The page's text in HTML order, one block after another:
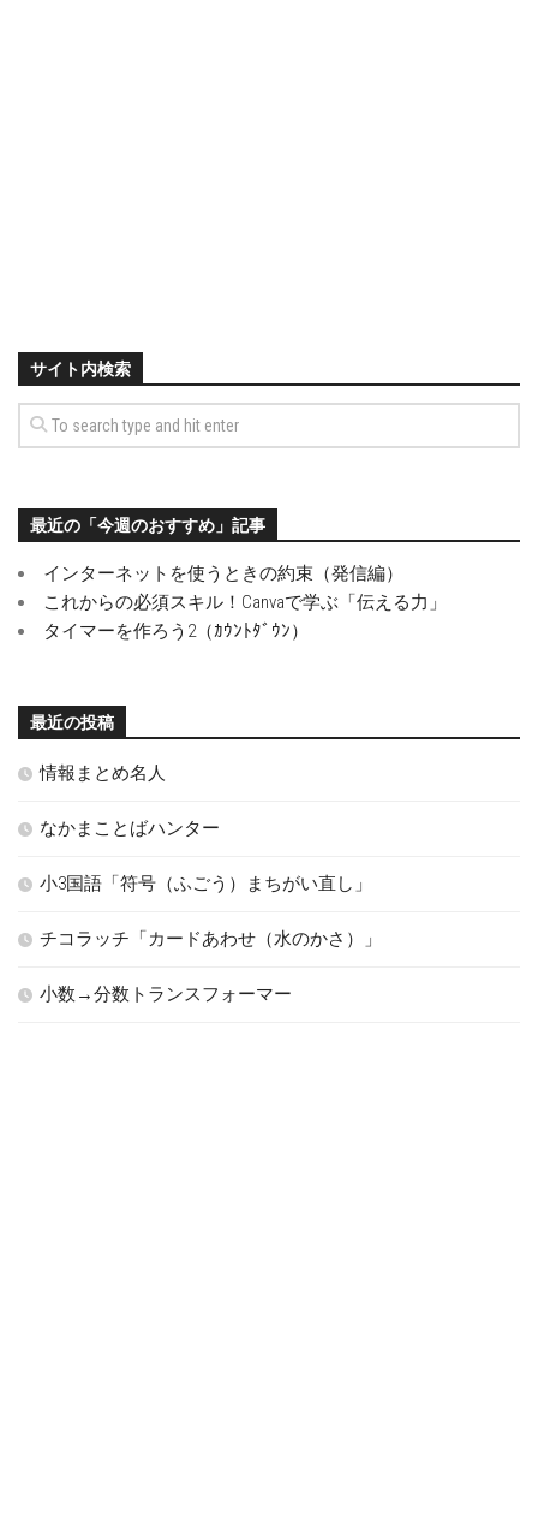
サイト内検索
最近の「今週のおすすめ」記事
インターネットを使うときの約束（発信編）
これからの必須スキル！Canvaで学ぶ「伝える力」
タイマーを作ろう2（ｶｳﾝﾄﾀﾞｳﾝ）
最近の投稿
情報まとめ名人
なかまことばハンター
小3国語「符号（ふごう）まちがい直し」
チコラッチ「カードあわせ（水のかさ）」
小数→分数トランスフォーマー